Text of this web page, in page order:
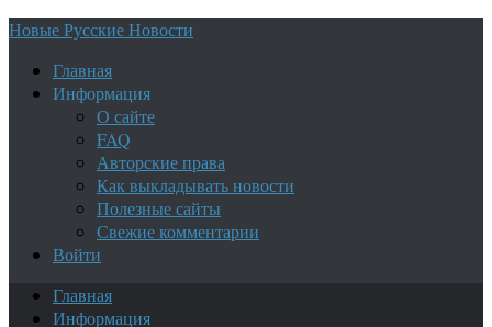
Новые Русские Новости
Главная
Информация
О сайте
FAQ
Авторские права
Как выкладывать новости
Полезные сайты
Свежие комментарии
Войти
Главная
Информация